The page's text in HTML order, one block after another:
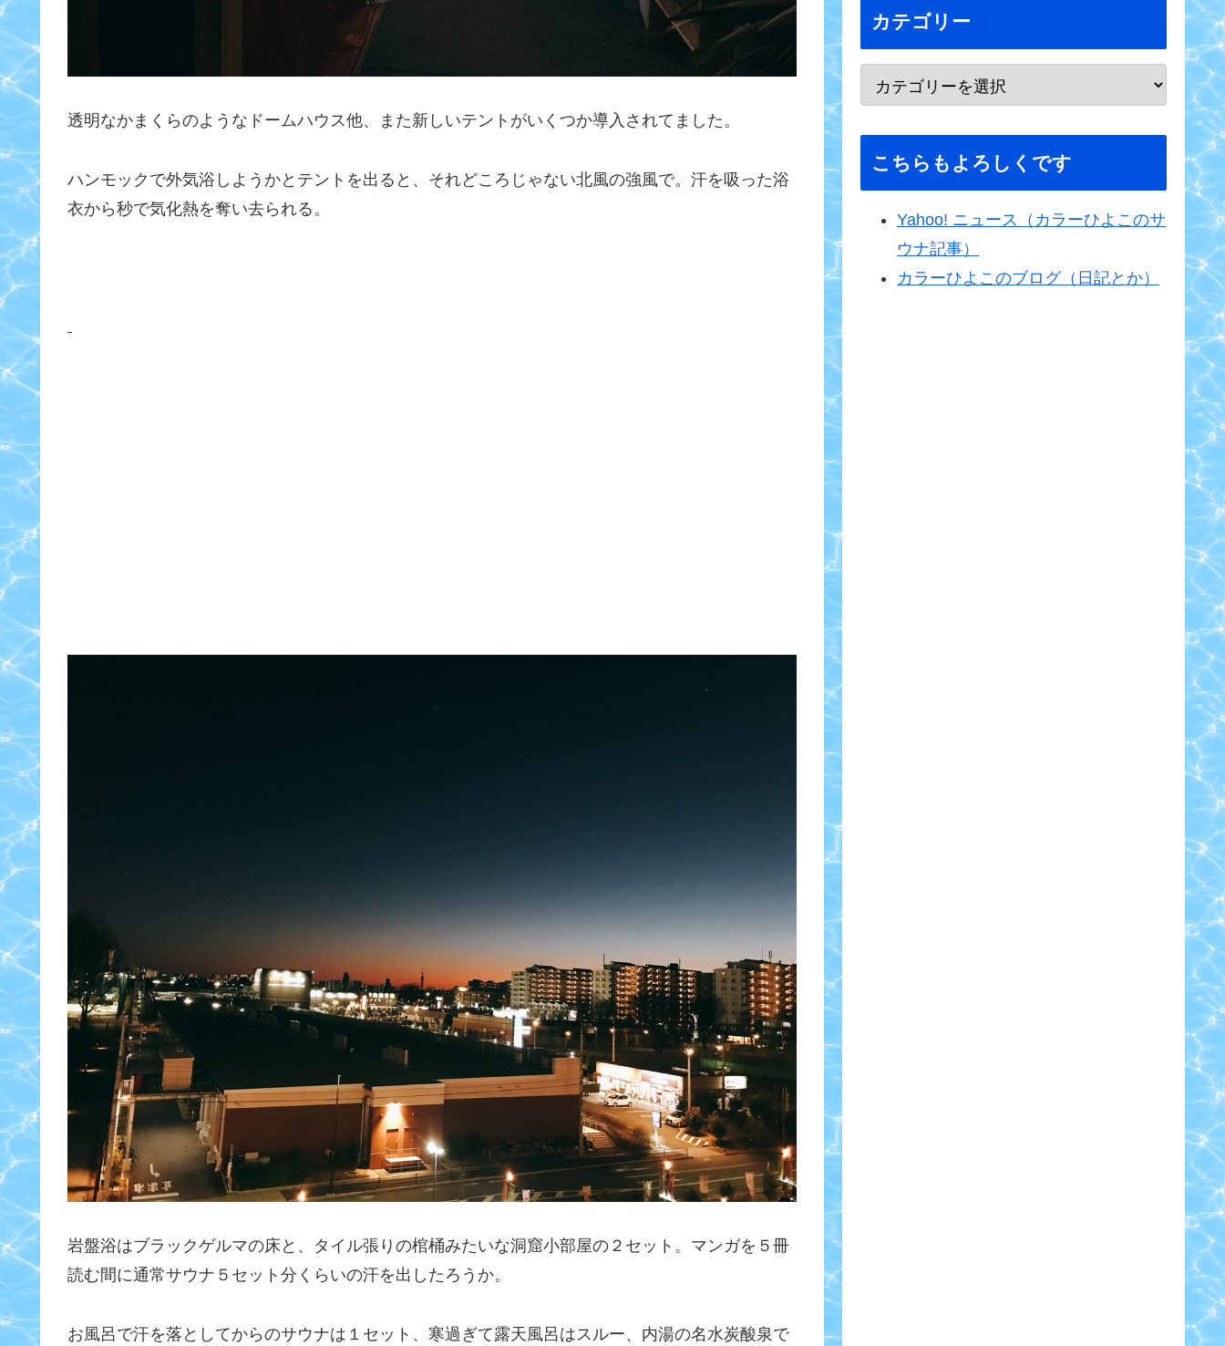
透明なかまくらのようなドームハウス他、また新しいテントがいくつか導入されてました。
ハンモックで外気浴しようかとテントを出ると、それどころじゃない北風の強風で。汗を吸った浴
衣から秒で気化熱を奪い去られる。
岩盤浴はブラックゲルマの床と、タイル張りの棺桶みたいな洞窟小部屋の２セット。マンガを５冊
読む間に通常サウナ５セット分くらいの汗を出したろうか。
お風呂で汗を落としてからのサウナは１セット、寒過ぎて露天風呂はスルー、内湯の名水炭酸泉で
カテゴリー
こちらもよろしくです
Yahoo! ニュース（カラーひよこのサ
ウナ記事）
カラーひよこのブログ（日記とか）